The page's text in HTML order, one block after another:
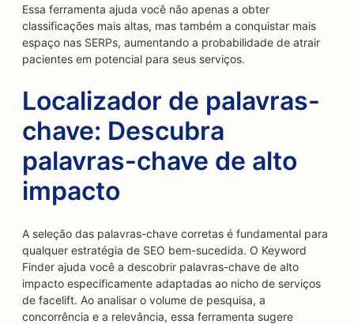
Essa ferramenta ajuda você não apenas a obter
classificações mais altas, mas também a conquistar mais
espaço nas SERPs, aumentando a probabilidade de atrair
pacientes em potencial para seus serviços.
Localizador de palavras-
chave: Descubra
palavras-chave de alto
impacto
A seleção das palavras-chave corretas é fundamental para
qualquer estratégia de SEO bem-sucedida. O Keyword
Finder ajuda você a descobrir palavras-chave de alto
impacto especificamente adaptadas ao nicho de serviços
de facelift. Ao analisar o volume de pesquisa, a
concorrência e a relevância, essa ferramenta sugere